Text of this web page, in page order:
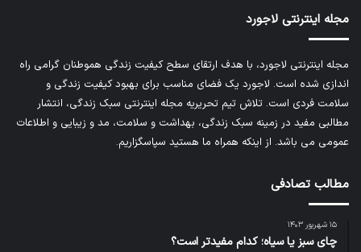
مجله اینترنتی لاجورد
مجله اینترنتی لاجورد، با هدف ارتقای سطح کیفیت زندگی هموطنان گرامی راه
اندازی شده است. لاجورد یک فضای مناسب برای بهبود کیفیت زندگی و
سلامت فردی است. تلاش تیم تحریریه مجله اینترنتی سبک زندگی، انتشار
مطالبی مفید در زمینه سبک زندگی، بهداشت و سلامت، مد و زیبایی و اطلاعات
عمومی می باشد. از اینکه همراه ما هستید سپاسگزاریم.
مطالب تصادفی
۱۵ شهریور ۱۴۰۳
چای سبز یا سیاه؛ کدام مفیدتر است؟